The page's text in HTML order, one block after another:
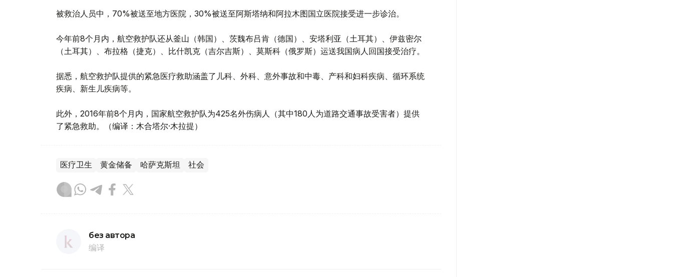
被救治人员中，70%被送至地方医院，30%被送至阿斯塔纳和阿拉木图国立医院接受进一步诊治。
今年前8个月内，航空救护队还从釜山（韩国）、茨魏布吕肯（德国）、安塔利亚（土耳其）、伊兹密尔
（土耳其）、布拉格（捷克）、比什凯克（吉尔吉斯）、莫斯科（俄罗斯）运送我国病人回国接受治疗。
据悉，航空救护队提供的紧急医疗救助涵盖了儿科、外科、意外事故和中毒、产科和妇科疾病、循环系统
疾病、新生儿疾病等。
此外，2016年前8个月内，国家航空救护队为425名外伤病人（其中180人为道路交通事故受害者）提供
了紧急救助。（编译：木合塔尔·木拉提）
医疗卫生 黄金储备 哈萨克斯坦 社会
без автора
编译